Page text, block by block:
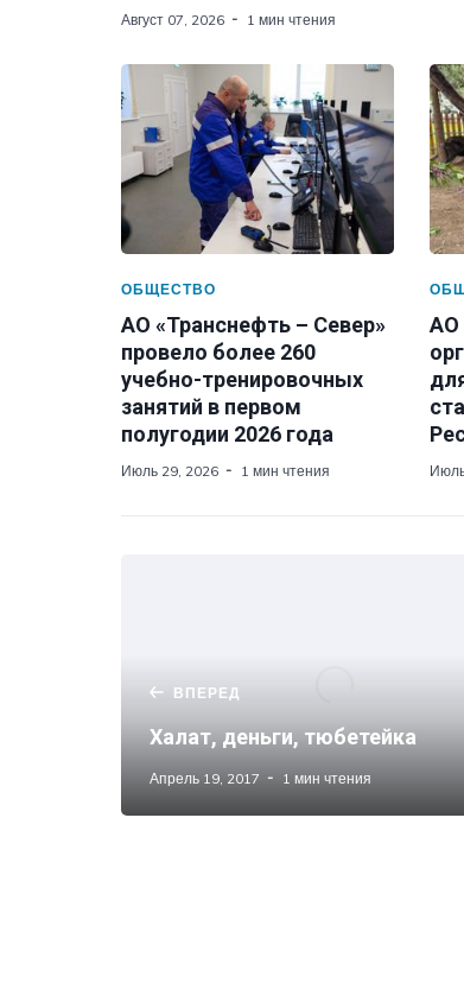
Август 07, 2026 1 мин чтения
ОБЩЕСТВО
АО «Транснефть – Север»
провело более 260
учебно-тренировочных
занятий в первом
полугодии 2026 года
Июль 29, 2026 1 мин чтения
АО
ВПЕРЕД
Халат, деньги, тюбетейка
Апрель 19, 2017 1 мин чтения